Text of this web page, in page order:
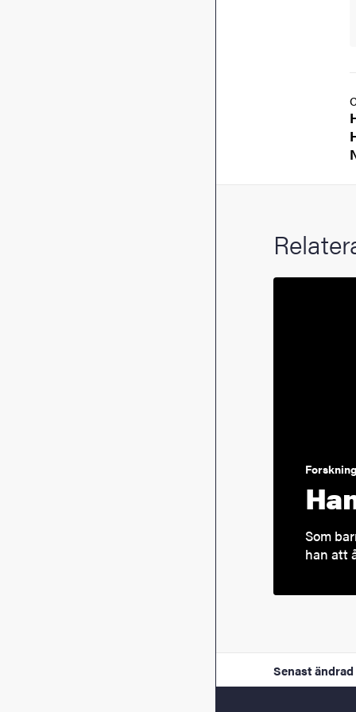
Som
han att
Senast ändrad